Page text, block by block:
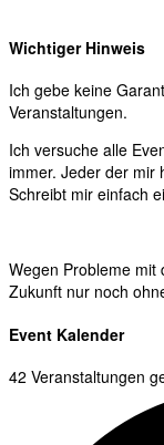
Wichtiger Hinweis
Ich gebe keine
Veranstaltungen.
Ich versuche alle
immer. Jeder der mir
Schreibt mir einfach
Wegen Probleme mit
Zukunft nur noch
Event Kalender
42 Veranstaltungen